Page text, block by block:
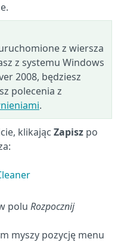
z wiersza
z systemu Windows
2008, będziesz
polecenia z
.
klikając Zapisz po
polu Rozpocznij
myszy pozycję menu